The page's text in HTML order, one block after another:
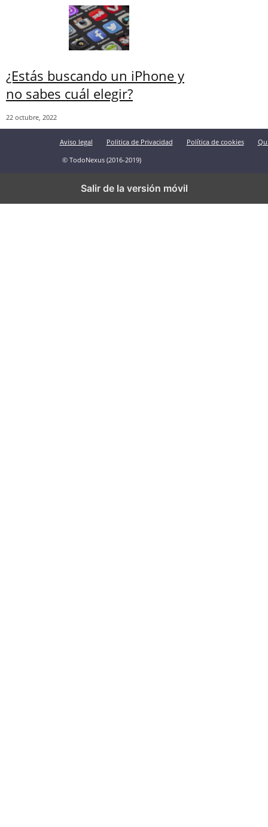
¿Estás buscando un iPhone y
no sabes cuál elegir?
22 octubre, 2022
Aviso legal Politica de Privacidad Política de cookies
© TodoNexus (2016-2019)
Salir de la versión móvil